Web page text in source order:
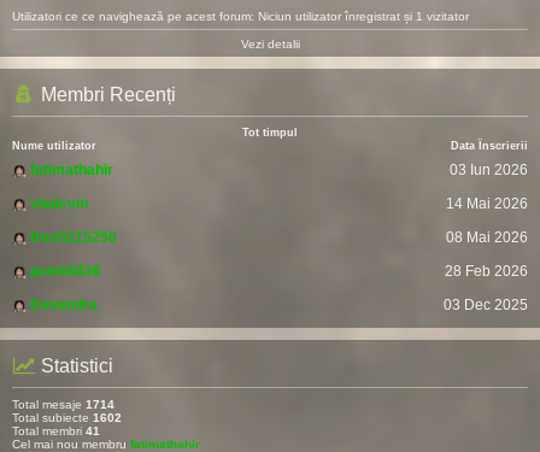
Utilizatori ce ce navighează pe acest forum: Niciun utilizator înregistrat și 1 vizitator
Vezi detalii
Membri Recenți
Tot timpul
Nume utilizator
Data Înscrierii
fatimathahir
03 Iun 2026
vladcvm
14 Mai 2026
fresh215250
08 Mai 2026
pomitil436
28 Feb 2026
Devendra
03 Dec 2025
Statistici
Total mesaje 1714
Total subiecte 1602
Total membri 41
Cel mai nou membru fatimathahir